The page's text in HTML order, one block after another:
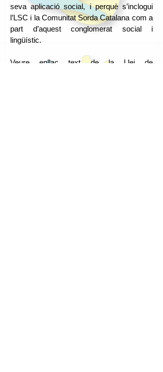
seva aplicació social, i perquè s’inclogui
l’LSC i la Comunitat Sorda Catalana com a
part d’aquest conglomerat social i
lingüístic.
Veure enllaç text de la Llei de